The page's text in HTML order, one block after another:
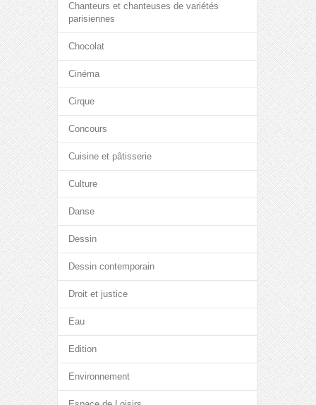
Chanteurs et chanteuses de variétés
parisiennes
Chocolat
Cinéma
Cirque
Concours
Cuisine et pâtisserie
Culture
Danse
Dessin
Dessin contemporain
Droit et justice
Eau
Edition
Environnement